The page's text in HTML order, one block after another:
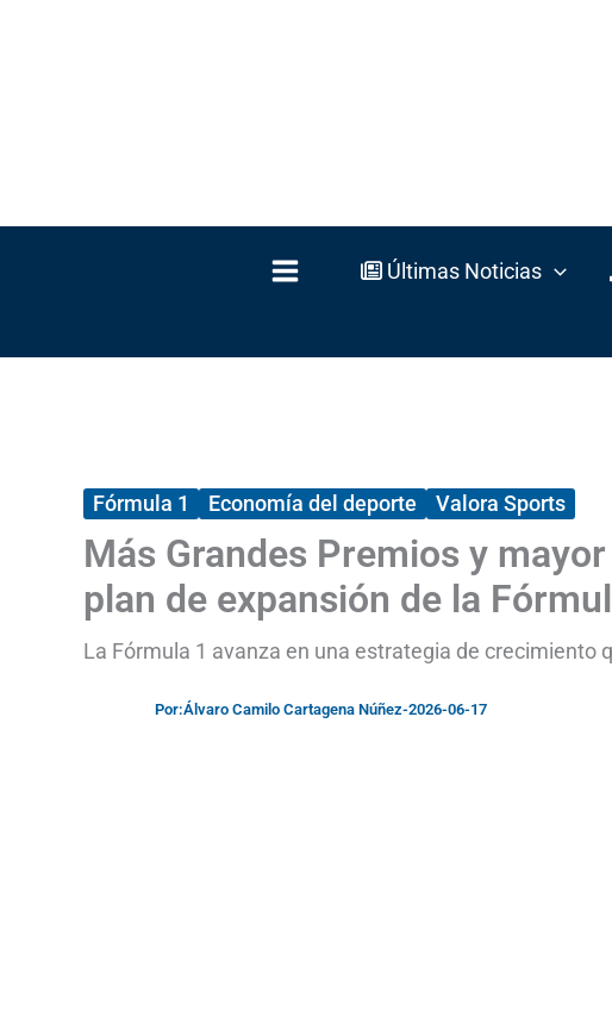
Últimas Noticias
Fórmula 1 Economía del deporte Valora Sports
Más Grandes Premios y
plan de expansión de la
La Fórmula 1 avanza en una estrategia de
Por:Álvaro Camilo Cartagena Núñez-2026-06-17